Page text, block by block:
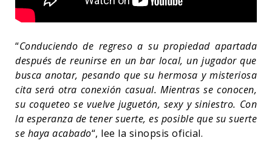
“Conduciendo de regreso a su propiedad apartada
después de reunirse en un bar local, un jugador que
busca anotar, pesando que su hermosa y misteriosa
cita será otra conexión casual. Mientras se conocen,
su coqueteo se vuelve juguetón, sexy y siniestro. Con
la esperanza de tener suerte, es posible que su suerte
se haya acabado“, lee la sinopsis oficial.